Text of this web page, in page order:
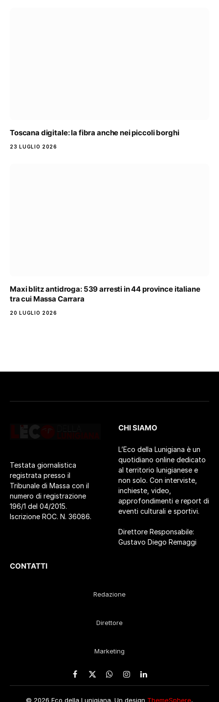
Toscana digitale: la fibra anche nei piccoli borghi
23 LUGLIO 2026
Maxi blitz antidroga: 539 arresti in 44 province italiane
tra cui Massa Carrara
20 LUGLIO 2026
Testata giornalistica
registrata presso il
Tribunale di Massa con il
numero di registrazione
196/1 del 04/2015.
Iscrizione ROC. N. 36086.
CHI SIAMO
L’Eco della Lunigiana è un
quotidiano online dedicato
al territorio lunigianese e
non solo. Con interviste,
inchieste, video,
approfondimenti e report di
eventi culturali e sportivi.
Direttore Responsabile:
Gustavo Diego Remaggi
CONTATTI
Redazione
Direttore
Marketing
Facebook
X
WhatsApp
Instagram
LinkedIn
© 2026 Eco della Lunigiana. Un design ThemeSphere,